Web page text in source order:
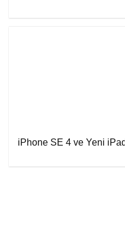
iPhone SE 4 ve Yeni